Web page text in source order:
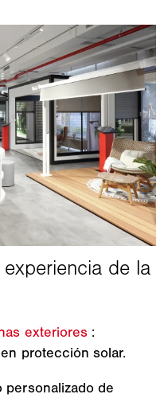
exteriores :
protección solar.
personalizado de